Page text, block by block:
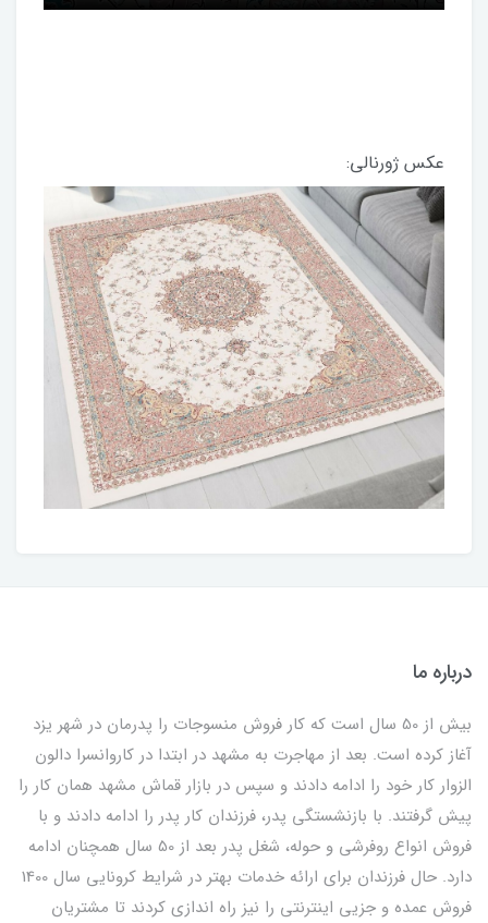
عکس ژورنالی:
درباره ما
بیش از 50 سال است که کار فروش منسوجات را پدرمان در شهر یزد
آغاز کرده است. بعد از مهاجرت به مشهد در ابتدا در کاروانسرا دالون
الزوار کار خود را ادامه دادند و سپس در بازار قماش مشهد همان کار را
پیش گرفتند. با بازنشستگی پدر، فرزندان کار پدر را ادامه دادند و با
فروش انواع روفرشی و حوله، شغل پدر بعد از 50 سال همچنان ادامه
دارد. حال فرزندان برای ارائه خدمات بهتر در شرایط کرونایی سال 1400
فروش عمده و جزیی اینترنتی را نیز راه اندازی کردند تا مشتریان